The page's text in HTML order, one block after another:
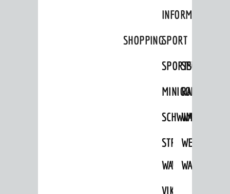
INFORMATION
SHOPPINGSPORT
SPORTSTÄTTEN
MINIGOLFRADFAHREN
SCHWIMMEN
STRANDBAD
WAIDSEE
TSG
VIKTOR-
WANDERN
WEINHEIMER